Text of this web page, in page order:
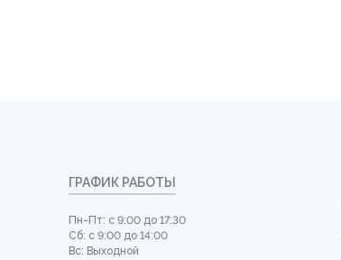
ГРАФИК РАБОТЫ
Пн-Пт: с 9:00 до 17:30
Сб: с 9:00 до 14:00
Вс: Выходной